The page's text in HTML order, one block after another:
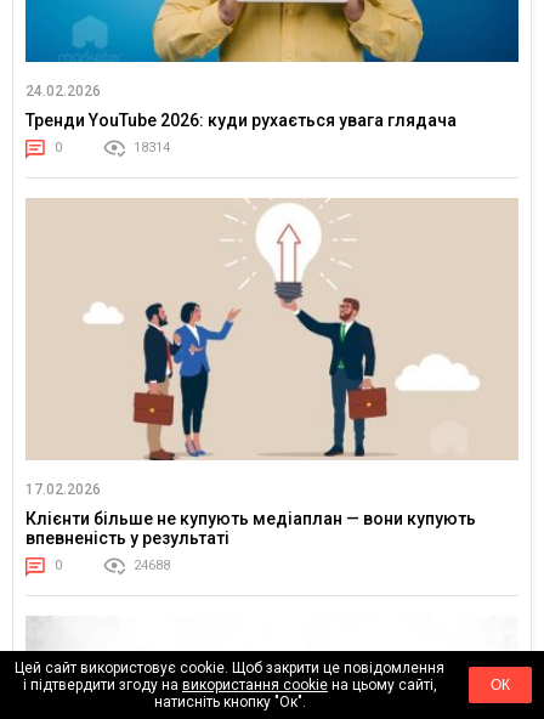
24.02.2026
Тренди YouTube 2026: куди рухається увага глядача
0 18314
17.02.2026
Клієнти більше не купують медіаплан — вони купують
впевненість у результаті
0 24688
Цей сайт використовує cookie. Щоб закрити це повідомлення
і підтвердити згоду на використання cookieна цьому сайті,
натисніть кнопку "Ок".
ОК